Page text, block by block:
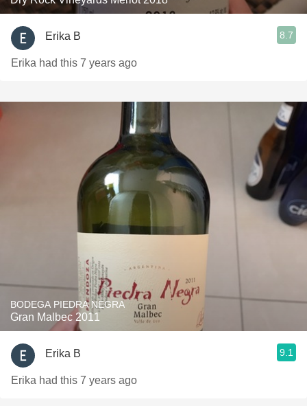
Erika B 8.7
Erika had this 7 years ago
BODEGA PIEDRA NEGRA
Gran Malbec 2011
Erika B 9.1
Erika had this 7 years ago